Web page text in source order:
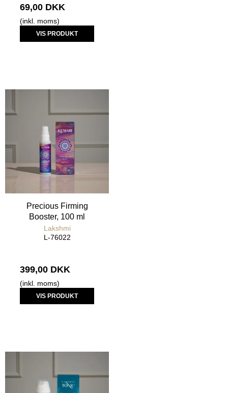
69,00 DKK
(inkl. moms)
VIS PRODUKT
Precious Firming
Booster, 100 ml
Lakshmi
L-76022
399,00 DKK
(inkl. moms)
VIS PRODUKT